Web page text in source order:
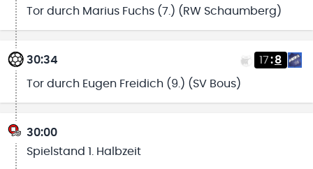
Tor durch Marius Fuchs (7.) (RW Schaumberg)
30:34 17:8
Tor durch Eugen Freidich (9.) (SV Bous)
30:00
Spielstand 1. Halbzeit